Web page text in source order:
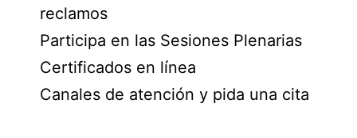
reclamos
Participa en las Sesiones Plenarias
Certificados en línea
Canales de atención y pida una cita